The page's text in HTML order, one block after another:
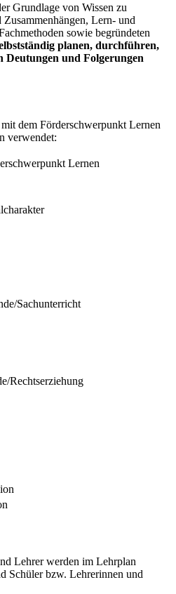
Grundlage von Wissen zu
Lern- und
sowie begründeten
planen, durchführen,
Deutungen und Folgerungen
dem Förderschwerpunkt Lernen
verwendet:
Lernen
Sachunterricht
Rechtserziehung
Lehrer werden im Lehrplan
Schüler bzw. Lehrerinnen und